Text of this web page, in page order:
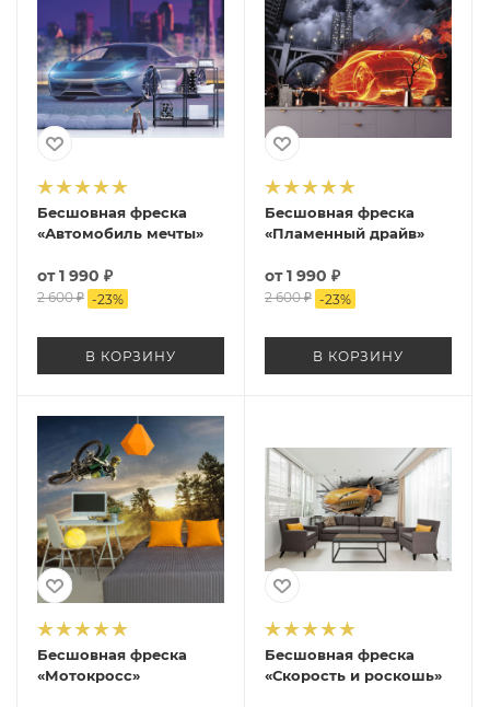
Бесшовная фреска
«Автомобиль мечты»
от1 990 ₽
2 600 ₽ -23%
В КОРЗИНУ
Бесшовная фреска
«Пламенный драйв»
от1 990 ₽
2 600 ₽ -23%
В КОРЗИНУ
Бесшовная фреска
«Мотокросс»
Бесшовная фреска
«Скорость и роскошь»